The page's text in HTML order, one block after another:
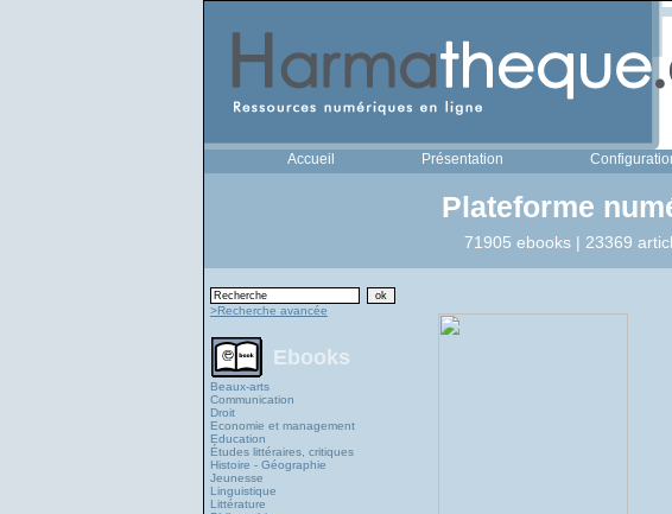
Accueil Présentation
Plateforme
71905 ebooks | 23369
>Recherche avancée
Ebooks
Beaux-arts
Communication
Droit
Economie et management
Education
Études littéraires, critiques
Histoire - Géographie
Jeunesse
Linguistique
Littérature